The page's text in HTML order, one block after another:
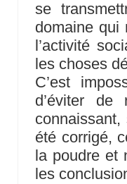
se
domaine qui
l’activité
les choses
C’est
d’éviter de
été corrigé,
la poudre et
les